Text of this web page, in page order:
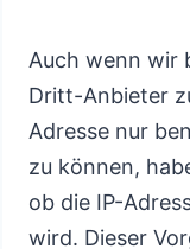
Auch wenn wir
Dritt-Anbieter
Adresse nur
zu können,
ob die IP-
wird. Dieser